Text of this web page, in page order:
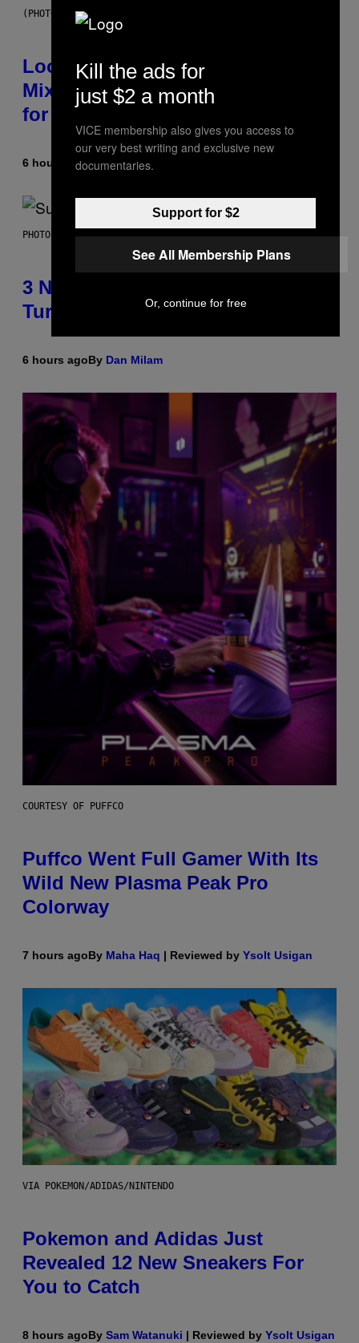
(PHOTO BY MICK HUTSON/REDFERNS)
Looking For the Perfect Alt-Rock
Mixtape for Your Boo? I Made It
for You Already
6 hours agoByLauren Boisvert
PHOTO BY NIELS VAN IPEREN/GETTY IMAGES
3 No-Skip Britpop Albums
Turning 30 This Year
6 hours agoBy Dan Milam
COURTESY OF PUFFCO
Puffco Went Full Gamer With Its
Wild New Plasma Peak Pro
Colorway
7 hours agoBy Maha Haq | Reviewed by Ysolt Usigan
VIA POKEMON/ADIDAS/NINTENDO
Pokemon and Adidas Just
Revealed 12 New Sneakers For
You to Catch
8 hours agoBy Sam Watanuki | Reviewed by Ysolt Usigan
Kill the ads for
just $2 a month
VICE membership also gives you access to
our very best writing and exclusive new
documentaries.
Support for $2
See All Membership Plans
Or, continue for free